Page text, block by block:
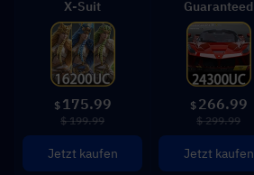
X-Suit
$ 175.99
$ 199.99
Jetzt kaufen
Guaranteed
$ 266.99
$ 299.99
Jetzt kaufen